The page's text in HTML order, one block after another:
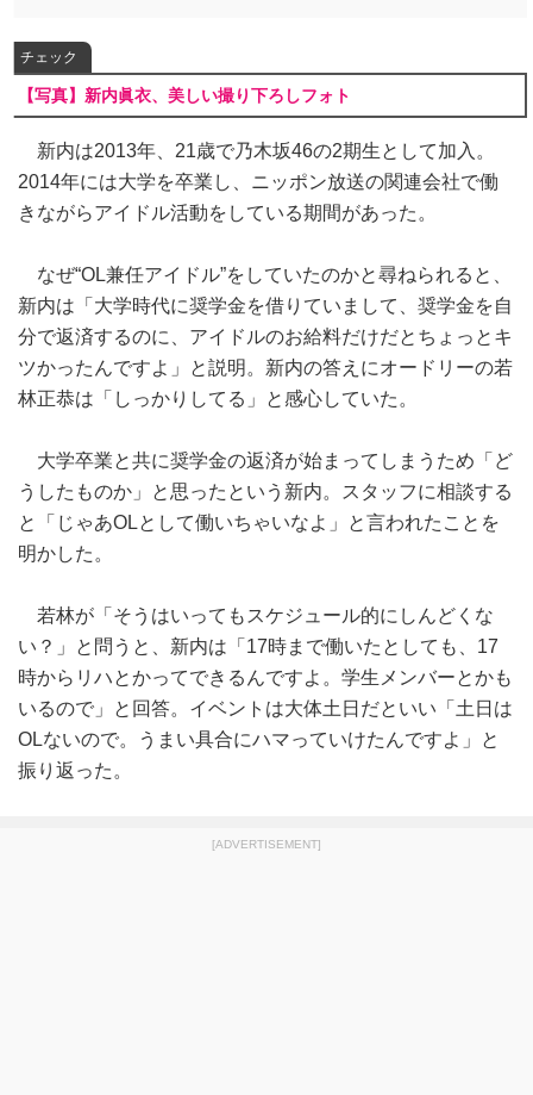
チェック
【写真】新内眞衣、美しい撮り下ろしフォト
新内は2013年、21歳で乃木坂46の2期生として加入。
2014年には大学を卒業し、ニッポン放送の関連会社で働
きながらアイドル活動をしている期間があった。
なぜ“OL兼任アイドル”をしていたのかと尋ねられると、
新内は「大学時代に奨学金を借りていまして、奨学金を自
分で返済するのに、アイドルのお給料だけだとちょっとキ
ツかったんですよ」と説明。新内の答えにオードリーの若
林正恭は「しっかりしてる」と感心していた。
大学卒業と共に奨学金の返済が始まってしまうため「ど
うしたものか」と思ったという新内。スタッフに相談する
と「じゃあOLとして働いちゃいなよ」と言われたことを
明かした。
若林が「そうはいってもスケジュール的にしんどくな
い？」と問うと、新内は「17時まで働いたとしても、17
時からリハとかってできるんですよ。学生メンバーとかも
いるので」と回答。イベントは大体土日だといい「土日は
OLないので。うまい具合にハマっていけたんですよ」と
振り返った。
[ADVERTISEMENT]